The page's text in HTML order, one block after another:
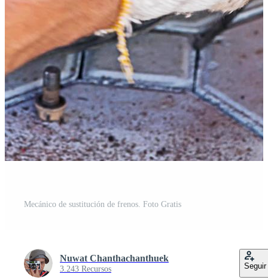
Mecánico de sustitución de frenos. Foto Gratis
Nuwat Chanthachanthuek
3.243 Recursos Seguir